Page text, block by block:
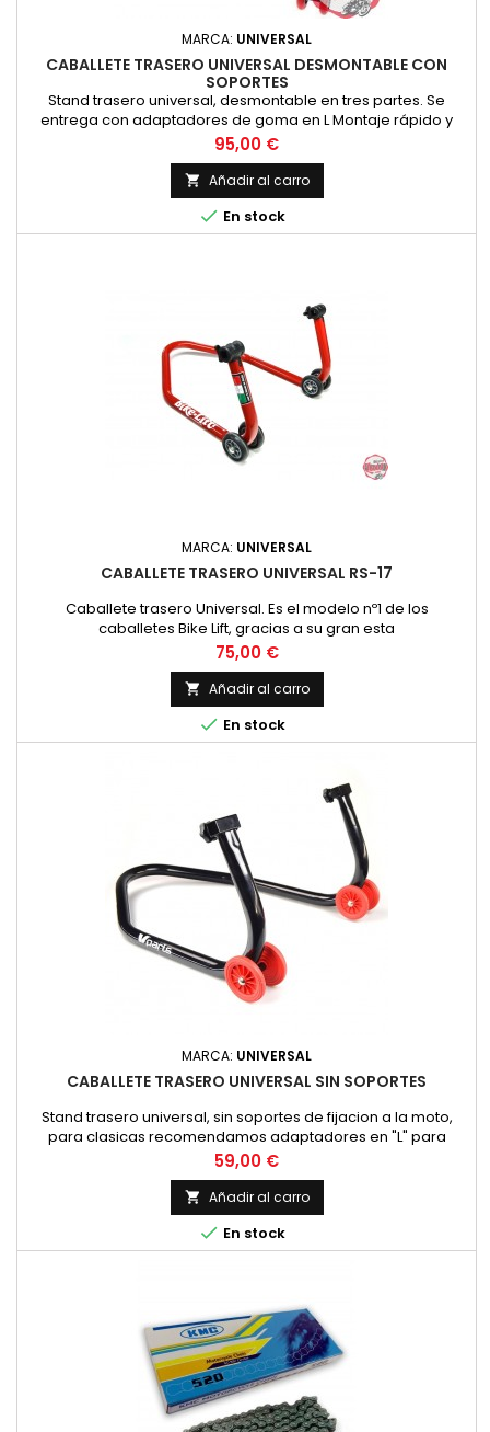
MARCA: UNIVERSAL
CABALLETE TRASERO UNIVERSAL DESMONTABLE CON
SOPORTES
Stand trasero universal, desmontable en tres partes. Se
entrega con adaptadores de goma en L Montaje rápido y
fácil
Precio
95,00 €
 Añadir al carro
 En stock
MARCA: UNIVERSAL
CABALLETE TRASERO UNIVERSAL RS-17
Caballete trasero Universal. Es el modelo nº1 de los
caballetes Bike Lift, gracias a su gran esta
Precio
75,00 €
 Añadir al carro
 En stock
MARCA: UNIVERSAL
CABALLETE TRASERO UNIVERSAL SIN SOPORTES
Stand trasero universal, sin soportes de fijacion a la moto,
para clasicas recomendamos adaptadores en "L" para
levantar la moto por el basculantel Color: negro
Precio
59,00 €
 Añadir al carro
 En stock